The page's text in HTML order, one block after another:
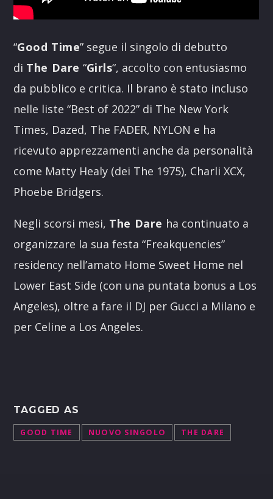
“Good Time” segue il singolo di debutto
di The Dare “Girls“, accolto con entusiasmo
da pubblico e critica. Il brano è stato incluso
nelle liste “Best of 2022” di The New York
Times, Dazed, The FADER, NYLON e ha
ricevuto apprezzamenti anche da personalità
come Matty Healy (dei The 1975), Charli XCX,
Phoebe Bridgers.
Negli scorsi mesi, The Dare ha continuato a
organizzare la sua festa “Freakquencies”
residency nell’amato Home Sweet Home nel
Lower East Side (con una puntata bonus a Los
Angeles), oltre a fare il DJ per Gucci a Milano e
per Celine a Los Angeles.
TAGGED AS
GOOD TIME NUOVO SINGOLO THE DARE